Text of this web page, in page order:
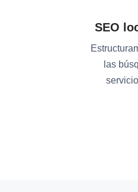
SEO
las